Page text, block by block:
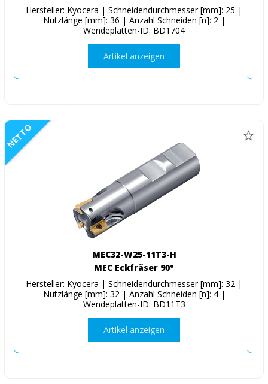
Hersteller: Kyocera | Schneidendurchmesser [mm]: 25 |
Nutzlänge [mm]: 36 | Anzahl Schneiden [n]: 2 |
Wendeplatten-ID: BD1704
Artikel anzeigen
NETTO
MEC32-W25-11T3-H
MEC Eckfräser 90°
Hersteller: Kyocera | Schneidendurchmesser [mm]: 32 |
Nutzlänge [mm]: 32 | Anzahl Schneiden [n]: 4 |
Wendeplatten-ID: BD11T3
Artikel anzeigen